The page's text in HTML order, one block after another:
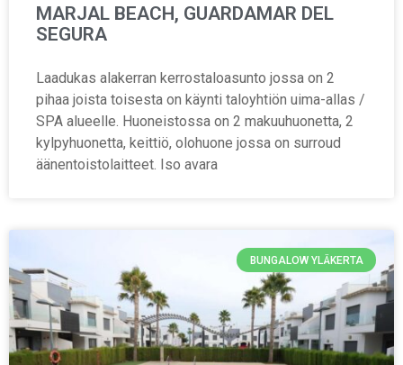
MARJAL BEACH, GUARDAMAR DEL
SEGURA
Laadukas alakerran kerrostaloasunto jossa on 2
pihaa joista toisesta on käynti taloyhtiön uima-allas /
SPA alueelle. Huoneistossa on 2 makuuhuonetta, 2
kylpyhuonetta, keittiö, olohuone jossa on surroud
äänentoistolaitteet. Iso avara
BUNGALOW YLÄKERTA